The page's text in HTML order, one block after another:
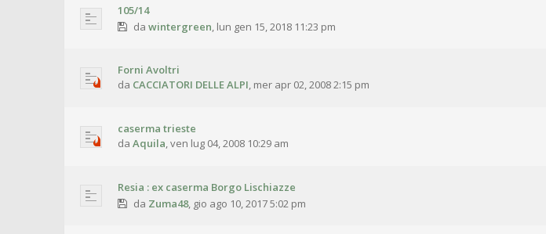
105/14
da wintergreen, lun gen 15, 2018 11:23 pm
Forni Avoltri
da CACCIATORI DELLE ALPI, mer apr 02, 2008 2:15 pm
caserma trieste
da Aquila,ven lug 04, 2008 10:29 am
Resia : ex caserma Borgo Lischiazze
da Zuma48, gio ago 10, 2017 5:02 pm